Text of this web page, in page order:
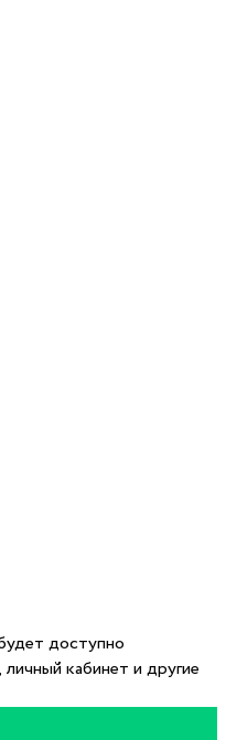
доступно
кабинет и другие